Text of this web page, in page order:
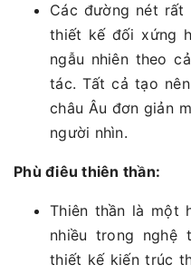
Các đường nét
thiết kế đối xứng
ngẫu nhiên theo
tác. Tất cả tạo
châu Âu đơn giản
người nhìn.
Phù điêu thiên thần:
Thiên thần là một
nhiều trong nghệ
thiết kế kiến trúc